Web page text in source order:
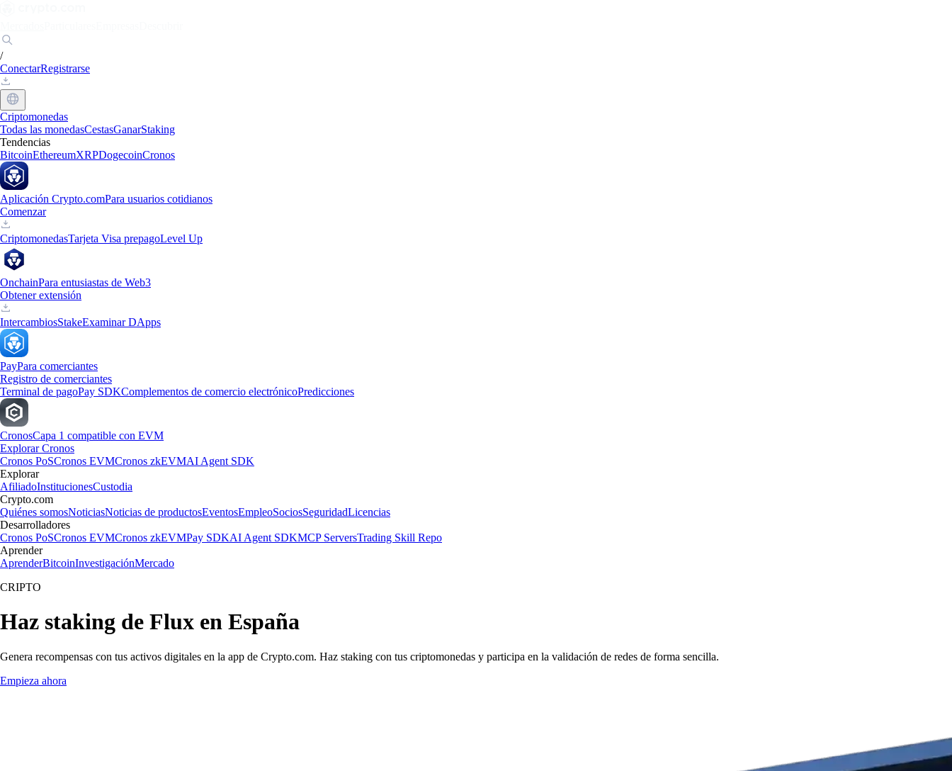
/
ConectarRegistrarse
Criptomonedas
Todas las monedasCestasGanarStaking
Tendencias
BitcoinEthereumXRPDogecoinCronos
Aplicación Crypto.comPara usuarios cotidianos
Comenzar
CriptomonedasTarjeta Visa prepagoLevel Up
OnchainPara entusiastas de Web3
Obtener extensión
IntercambiosStakeExaminar DApps
PayPara comerciantes
Registro de comerciantes
Terminal de pagoPay SDKComplementos de comercio electrónicoPredicciones
CronosCapa 1 compatible con EVM
Explorar Cronos
Cronos PoSCronos EVMCronos zkEVMAI Agent SDK
Explorar
AfiliadoInstitucionesCustodia
Crypto.com
Quiénes somosNoticiasNoticias de productosEventosEmpleoSociosSeguridadLicencias
Desarrolladores
Cronos PoSCronos EVMCronos zkEVMPay SDKAI Agent SDKMCP ServersTrading Skill Repo
Aprender
AprenderBitcoinInvestigaciónMercado
CRIPTO
Haz staking de Flux en España
Genera recompensas con tus activos digitales en la app de Crypto.com. Haz staking con tus criptomonedas y participa en la validación de redes de forma sencilla.
Empieza ahora